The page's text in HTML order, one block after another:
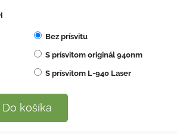
Bez prísvitu
S prísvitom originál 940nm
S prísvitom L-940 Laser
košíka